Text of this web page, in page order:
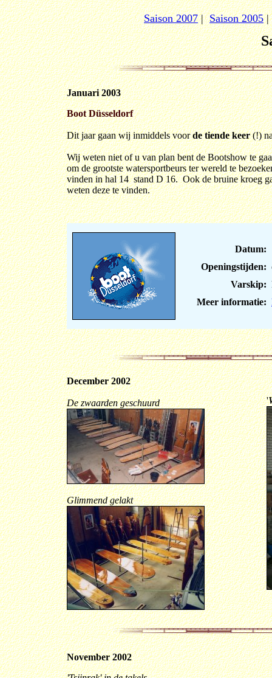
Saison 2007|Saison 2005|
Januari 2003
Boot Düsseldorf
Dit jaar gaan wij inmiddels voorde tiende keer(!)
Wij weten niet of u van plan bent de Bootshow te
om de grootste watersportbeurs ter wereld te
vinden in hal 14 stand D 16. Ook de bruine kroeg
weten deze te vinden.
Datum:
Openingstijden:
Varskip:
Meer informatie:
December 2002
De zwaarden geschuurd
Glimmend gelakt
'
November 2002